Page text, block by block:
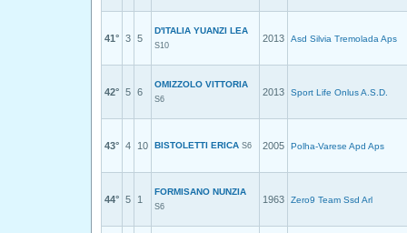
41° 3 5
D'ITALIA YUANZI LEA
S10
2013 Asd Silvia Tremolada Aps
42° 5 6
OMIZZOLO VITTORIA
S6
2013 Sport Life Onlus A.S.D.
43° 4 10 BISTOLETTI ERICA S6 2005 Polha-Varese Apd Aps
44° 5 1
FORMISANO NUNZIA
S6
1963 Zero9 Team Ssd Arl